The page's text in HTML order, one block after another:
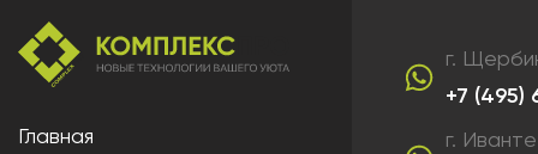
Главная
г.
+7 (495)
г.